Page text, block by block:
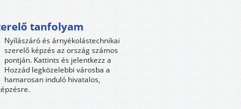
tanfolyam
Nyílászáró és árnyékolástechnikai
szerelő képzés az ország számos
pontján. Kattints és jelentkezz a
Hozzád legközelebbi városba a
hamarosan induló hivatalos,